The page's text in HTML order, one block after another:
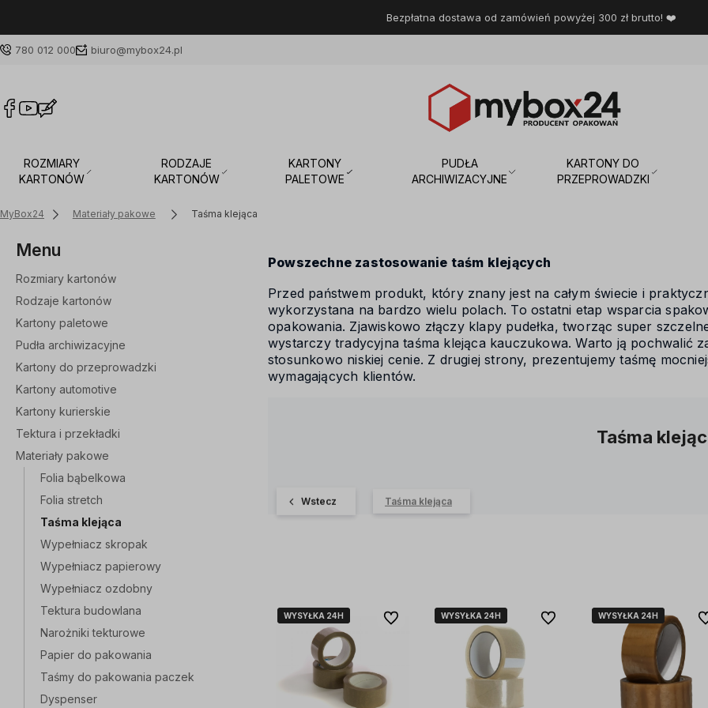
Bezpłatna dostawa od zamówień powyżej 300 zł brutto! ❤️
780 012 000 biuro@mybox24.pl
ROZMIARY
KARTONÓW
RODZAJE
KARTONÓW
KARTONY
PALETOWE
PUDŁA
ARCHIWIZACYJNE
KARTONY DO
PRZEPROWADZKI
MyBox24 Materiały pakowe Taśma klejąca
Menu
Rozmiary kartonów
Rodzaje kartonów
Kartony paletowe
Pudła archiwizacyjne
Kartony do przeprowadzki
Kartony automotive
Kartony kurierskie
Tektura i przekładki
Materiały pakowe
Folia bąbelkowa
Folia stretch
Taśma klejąca
Wypełniacz skropak
Wypełniacz papierowy
Wypełniacz ozdobny
Tektura budowlana
Narożniki tekturowe
Papier do pakowania
Taśmy do pakowania paczek
Dyspenser
Powszechne zastosowanie taśm klejących
Przed państwem produkt, który znany jest na całym świecie i
wykorzystana na bardzo wielu polach. To ostatni etap wsparcia
opakowania. Zjawiskowo złączy klapy pudełka, tworząc super
wystarczy tradycyjna taśma klejąca kauczukowa. Warto ją pochwalić
stosunkowo niskiej cenie. Z drugiej strony, prezentujemy taśmę
wymagających klientów.
Taśma
Wstecz Taśma klejąca
WYSYŁKA 24H
WYSYŁKA 24H Do ulubionychWYSYŁKA 24H
WYSYŁKA 24H Do ulubionychWYSYŁKA 24H
WYSYŁKA 24H